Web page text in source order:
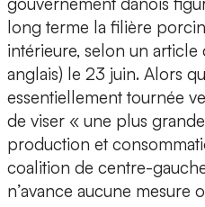
long terme la filière
intérieure, selon un
anglais) le 23 juin. Alors
essentiellement tournée
de viser « une plus
production et
coalition de centre-
n’avance aucune mesure